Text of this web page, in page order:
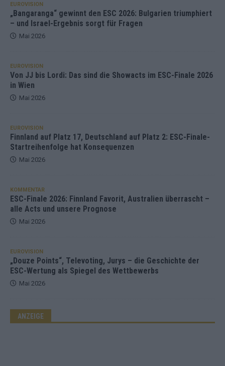
EUROVISION
„Bangaranga“ gewinnt den ESC 2026: Bulgarien triumphiert
– und Israel-Ergebnis sorgt für Fragen
Mai 2026
EUROVISION
Von JJ bis Lordi: Das sind die Showacts im ESC-Finale 2026
in Wien
Mai 2026
EUROVISION
Finnland auf Platz 17, Deutschland auf Platz 2: ESC-Finale-
Startreihenfolge hat Konsequenzen
Mai 2026
KOMMENTAR
ESC-Finale 2026: Finnland Favorit, Australien überrascht –
alle Acts und unsere Prognose
Mai 2026
EUROVISION
„Douze Points“, Televoting, Jurys – die Geschichte der
ESC-Wertung als Spiegel des Wettbewerbs
Mai 2026
ANZEIGE